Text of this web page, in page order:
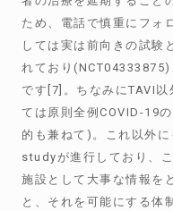
ため、電話で慎重にフォ
しては実は前向きの試
れており(NCT04333875)
です[7]。ちなみにTAVI
ては原則全例COVID-19
的も兼ねて)。これ以外
studyが進行しており、
施設として大事な情報を
と、それを可能にする体